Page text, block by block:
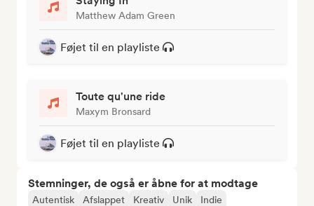
Matthew Adam Green
Føjet til en playliste
Toute qu'une ride
Maxym Bronsard
Føjet til en playliste
Stemninger, de også er åbne for at modtage
Autentisk Afslappet Kreativ Unik Indie